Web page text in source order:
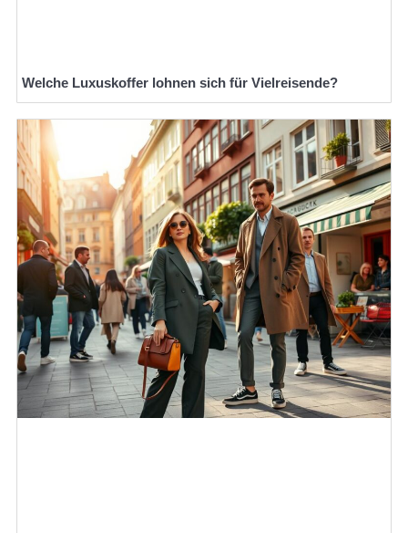
Welche Luxuskoffer lohnen sich für Vielreisende?